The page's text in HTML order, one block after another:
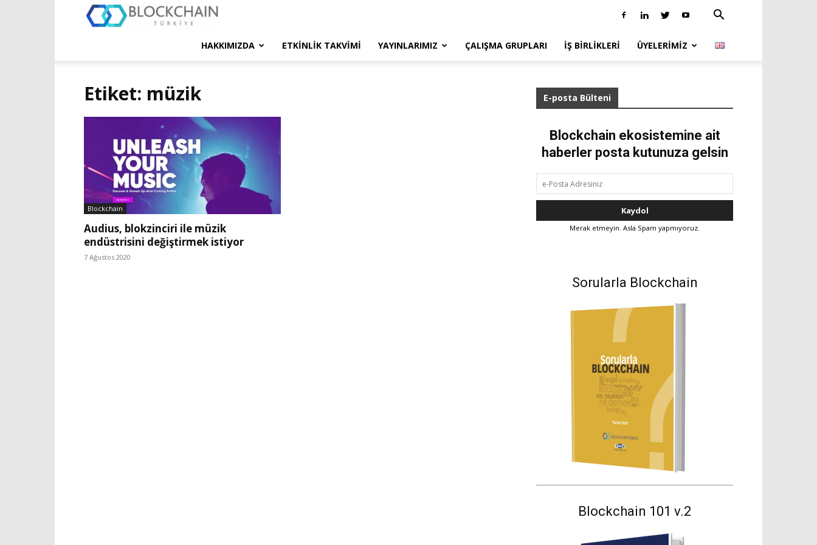
Türkiye
HAKKIMIZDA ETKINLIK TAKVIMI YAYINLARIMIZ ÇALIŞMA GRUPLARI İŞ BIRLIKLERI ÜYELERIMIZ
Etiket: müzik
Blockchain
Audius, blokzinciri ile müzik
endüstrisini değiştirmek istiyor
7 Ağustos 2020
E-posta Bülteni
Blockchain ekosistemine ait
haberler posta kutunuza gelsin
Merak etmeyin. Asla Spam yapmıyoruz.
Sorularla Blockchain
Blockchain 101 v.2